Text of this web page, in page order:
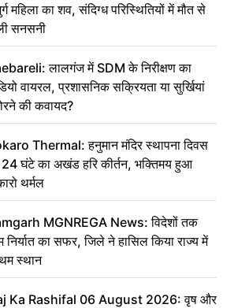
महिला का शव, संदिग्ध परिस्थितियों में मौत से
सनसनी
लालगंज में SDM के निरीक्षण का
वायरल, प्रशासनिक सक्रियता या सुर्खियां
की कवायद?
Thermal: हनुमान मंदिर स्थापना दिवस
24 घंटे का अखंड हरि कीर्तन, भक्तिमय हुआ
थर्मल
MGNREGA News: विदेशों तक
का सफर, जिले ने हासिल किया राज्य में
स्थान
Ka Rashifal 06 August 2026: वृष और